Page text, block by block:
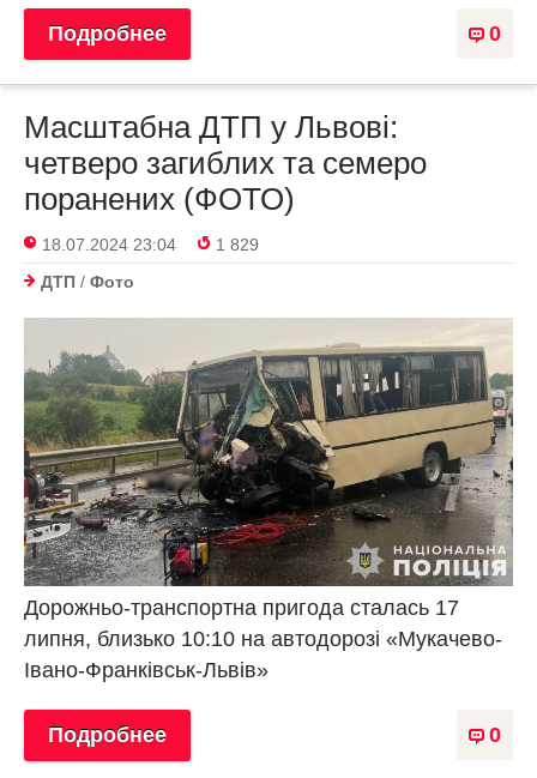
0
Подробнее
Масштабна ДТП у Львові:
четверо загиблих та семеро
поранених (ФОТО)
18.07.2024 23:04
1 829
ДТП / Фото
Дорожньо-транспортна пригода сталась 17
липня, близько 10:10 на автодорозі «Мукачево-
Івано-Франківськ-Львів»
0
Подробнее